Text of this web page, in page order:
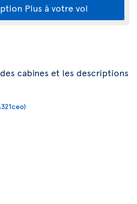
Plus à votre vol
cabines et les descriptions